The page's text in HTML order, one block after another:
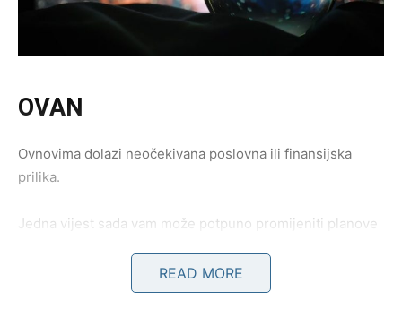
OVAN
Ovnovima dolazi neočekivana poslovna ili finansijska
prilika.
Jedna vijest sada vam može potpuno promijeniti planove
Sudbina vam donosi razlog za osmijeh
READ MORE